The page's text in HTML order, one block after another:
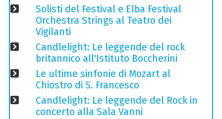
Solisti del Festival e Elba Festival
Orchestra Strings al Teatro dei
Vigilanti
Candlelight: Le leggende del rock
britannico all'Istituto Boccherini
Le ultime sinfonie di Mozart al
Chiostro di S. Francesco
Candlelight: Le leggende del Rock in
concerto alla Sala Vanni